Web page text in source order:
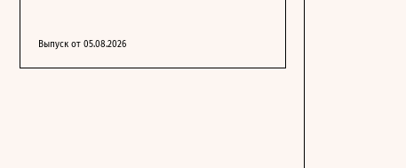
Выпуск от 05.08.2026